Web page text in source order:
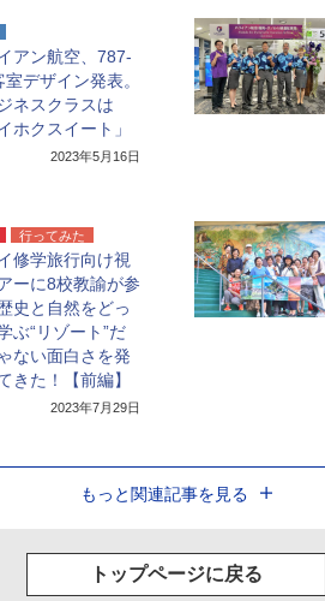
アン航空、787-
デザイン発表。
ネスクラスは
ホクスイート」
2023年5月16日
行ってみた
修学旅行向け視
ーに8校教諭が参
史と自然をどっ
ぶ“リゾート”だ
ない面白さを発
きた！【前編】
2023年7月29日
もっと関連記事を見る
トップページに戻る